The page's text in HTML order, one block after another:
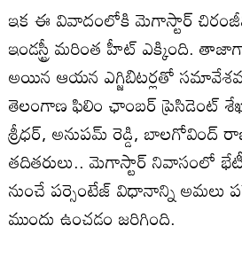
ఇక ఈ వివాదంలోకి మెగాస్టార్
ఇండస్ట్రీ మరింత హీట్ ఎక్కింది. తాజాగా
అయిన ఆయన ఎగ్జిబిటర్లతో
తెలంగాణ ఫిలిం ఛాంబర్ ప్రెసిడెంట్
శ్రీధర్, అనుపమ్ రెడ్డి, బాలగోవింద్
తదితరులు.. మెగాస్టార్ నివాసంలో
నుంచే పర్సెంటేజ్ విధానాన్ని అమలు
ముందు ఉంచడం జరిగింది.